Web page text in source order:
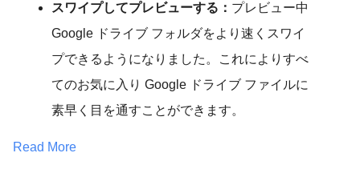
スワイプしてプレビューする： プレビュー中
Google ドライブ フォルダをより速くスワイ
プできるようになりました。これによりすべ
てのお気に入り Google ドライブ ファイルに
素早く目を通すことができます。
Read More